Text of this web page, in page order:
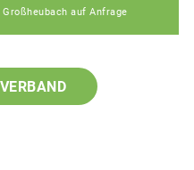
auf Anfrage